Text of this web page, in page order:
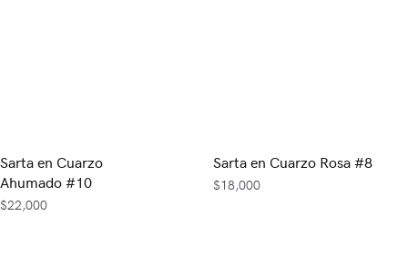
Sarta en Cuarzo
Ahumado #10
$22,000
Sarta en Cuarzo Rosa #8
$18,000